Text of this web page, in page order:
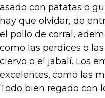
asado con patatas o
hay que olvidar, de
el pollo de corral,
como las perdices o
ciervo o el jabalí. Los
excelentes, como las
Todo bien regado con